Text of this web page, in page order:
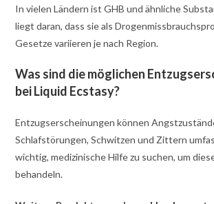
In vielen Ländern ist GHB und ähnliche
liegt daran, dass sie als
Gesetze variieren je nach Region.
Was sind die möglichen
bei Liquid Ecstasy?
Entzugserscheinungen können
Schlafstörungen, Schwitzen und Zittern
wichtig, medizinische Hilfe zu suchen, um
behandeln.